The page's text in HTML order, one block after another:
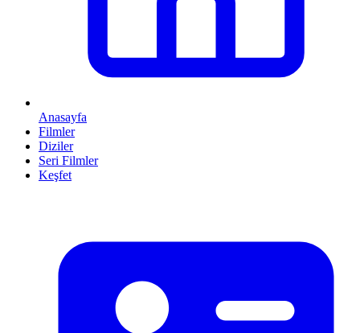
Anasayfa
Filmler
Diziler
Seri Filmler
Keşfet